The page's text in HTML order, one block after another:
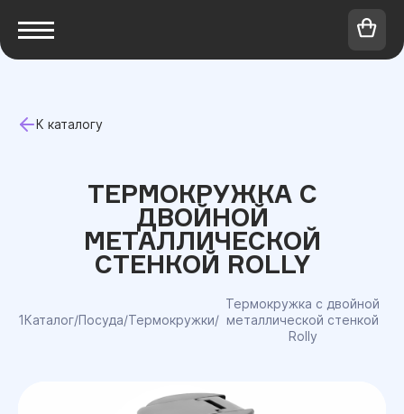
К каталогу
ТЕРМОКРУЖКА С
ДВОЙНОЙ
МЕТАЛЛИЧЕСКОЙ
СТЕНКОЙ ROLLY
1Каталог/Посуда/Термокружки/
Термокружка с двойной
металлической стенкой
Rolly